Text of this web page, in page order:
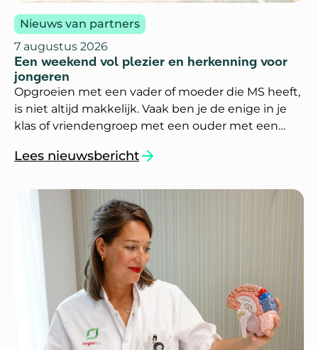
Nieuws van partners
7 augustus 2026
Een weekend vol plezier en herkenning voor
jongeren
Opgroeien met een vader of moeder die MS heeft,
is niet altijd makkelijk. Vaak ben je de enige in je
klas of vriendengroep met een ouder met een
jongeren te ontmoeten die weten hoe dit is.
Lees nieuwsbericht
`Een weekend vol plezier en herkenning voor